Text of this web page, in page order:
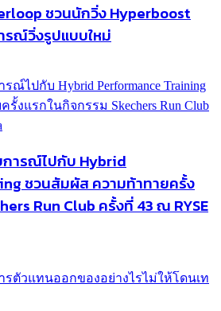
ชวนนักวิ่ง Hyperboost
รณ์วิ่งรูปแบบใหม่
การณ์ไปกับ Hybrid
ชวนสัมผัส ความท้าทายครั้ง
Run Club ครั้งที่ 43 ณ RYSE